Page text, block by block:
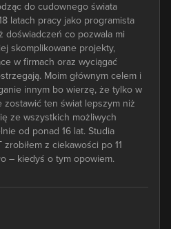
do cudownego świata
latach pracy jako programista
doświadczeń co pozwala mi
skomplikowane projekty,
w firmach oraz wyciągać
Moim głównym celem i
innym bo wierzę, że tylko w
ten świat lepszym niż
ze wszystkich możliwych
od ponad 16 lat. Studia
z ciekawości po 11
– kiedyś o tym opowiem.